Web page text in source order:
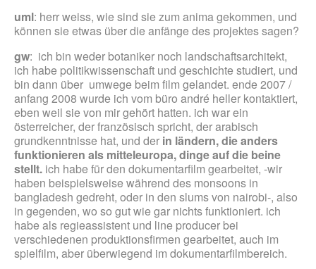
uml: herr weiss, wie sind sie zum anima gekommen, und
können sie etwas über die anfänge des projektes sagen?
gw: ich bin weder botaniker noch landschaftsarchitekt,
ich habe politikwissenschaft und geschichte studiert, und
bin dann über umwege beim film gelandet. ende 2007 /
anfang 2008 wurde ich vom büro andré heller kontaktiert,
eben weil sie von mir gehört hatten. ich war ein
österreicher, der französisch spricht, der arabisch
grundkenntnisse hat, und der in ländern, die anders
funktionieren als mitteleuropa, dinge auf die beine
stellt. ich habe für den dokumentarfilm gearbeitet, -wir
haben beispielsweise während des monsoons in
bangladesh gedreht, oder in den slums von nairobi-, also
in gegenden, wo so gut wie gar nichts funktioniert. ich
habe als regieassistent und line producer bei
verschiedenen produktionsfirmen gearbeitet, auch im
spielfilm, aber überwiegend im dokumentarfilmbereich.